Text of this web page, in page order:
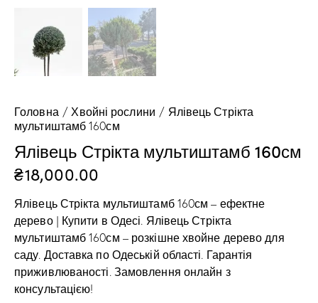
Головна Хвойні рослини
Ялівець Стрікта
мультиштамб 160см
Ялівець Стрікта мультиштамб 160см
₴18,000.00
Ялівець Стрікта мультиштамб 160см – ефектне
дерево | Купити в Одесі. Ялівець Стрікта
мультиштамб 160см – розкішне хвойне дерево для
саду. Доставка по Одеській області. Гарантія
приживлюваності. Замовлення онлайн з
консультацією!